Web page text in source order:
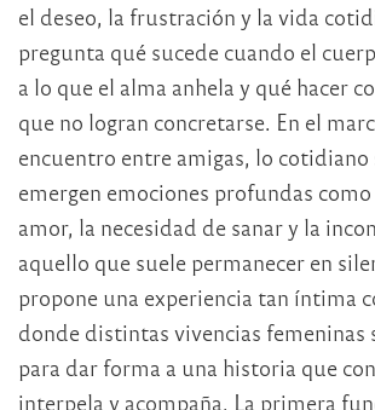
el deseo, la frustración y la vida
pregunta qué sucede cuando el
a lo que el alma anhela y qué hacer
que no logran concretarse. En el
encuentro entre amigas, lo cotidiano
emergen emociones profundas
amor, la necesidad de sanar y la
aquello que suele permanecer en
propone una experiencia tan íntima
donde distintas vivencias femeninas
para dar forma a una historia que
interpela y acompaña. La primera